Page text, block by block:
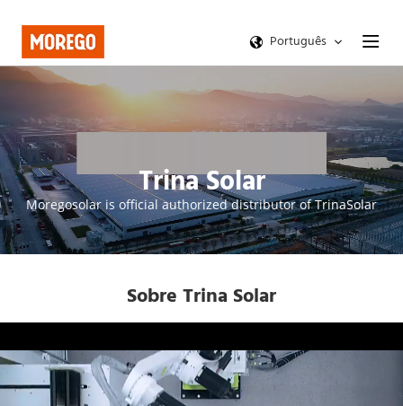
Português
Trina Solar
Moregosolar is official authorized distributor of TrinaSolar
Sobre Trina Solar